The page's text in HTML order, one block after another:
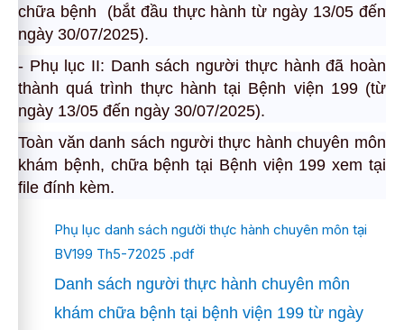
chữa bệnh (bắt đầu thực hành từ ngày 13/05 đến
ngày 30/07/2025).
- Phụ lục II: Danh sách người thực hành đã hoàn
thành quá trình thực hành tại Bệnh viện 199 (từ
ngày 13/05 đến ngày 30/07/2025).
Toàn văn danh sách người thực hành chuyên môn
khám bệnh, chữa bệnh tại Bệnh viện 199 xem tại
file đính kèm.
Phụ lục danh sách người thực hành chuyên môn tại
BV199 Th5-72025 .pdf
Danh sách người thực hành chuyên môn
khám chữa bệnh tại bệnh viện 199 từ ngày